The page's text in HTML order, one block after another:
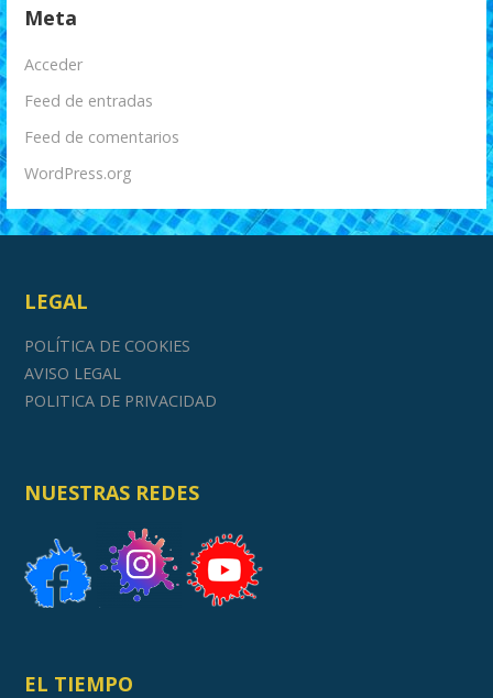
Meta
Acceder
Feed de entradas
Feed de comentarios
WordPress.org
LEGAL
POLÍTICA DE COOKIES
AVISO LEGAL
POLITICA DE PRIVACIDAD
NUESTRAS REDES
EL TIEMPO